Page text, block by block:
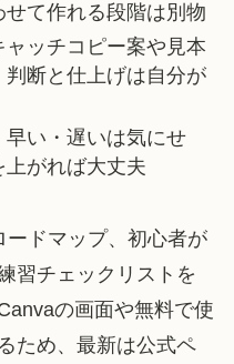
て作れる段階は別物
ャッチコピー案や見本
断と仕上げは自分が
早い・遅いは気にせ
がれば大丈夫
ードマップ、初心者が
習チェックリストを
の画面や無料で使
ため、最新は公式ペ